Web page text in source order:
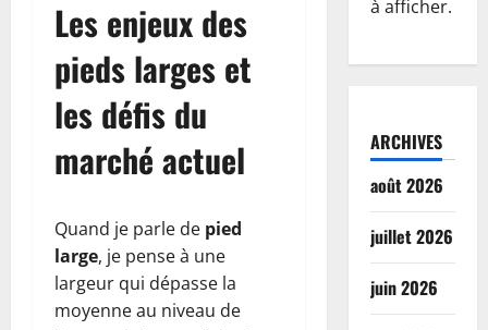
Les enjeux des
pieds larges et
les défis du
marché actuel
Quand je parle de pied
large, je pense à une
largeur qui dépasse la
moyenne au niveau de
à afficher.
ARCHIVES
août 2026
juillet 2026
juin 2026